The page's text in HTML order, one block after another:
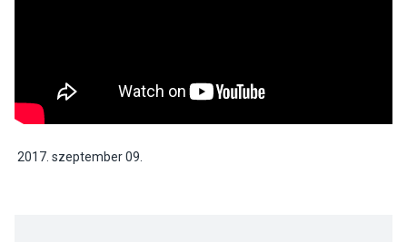
2017. szeptember 09.